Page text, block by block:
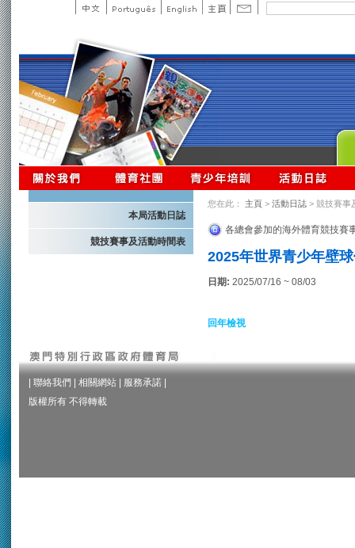
本局活動日誌
競技賽事及活動時間表
您在此： 主頁 > 活動日誌 > 競技賽事
各總會參加的海外體育競技賽
2025年世界青少年壁
日期: 2025/07/16 ~ 08/03
回年檢視
聯絡我們 相關網站 服務承諾
版權所有 不得轉載